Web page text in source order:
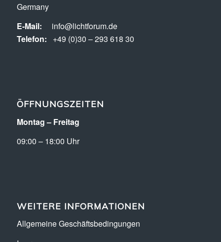
Germany
E-Mail: info@lichtforum.de
Telefon: +49 (0)30 – 293 618 30
ÖFFNUNGSZEITEN
Montag – Freitag
09:00 – 18:00 Uhr
WEITERE INFORMATIONEN
Allgemeine Geschäftsbedingungen